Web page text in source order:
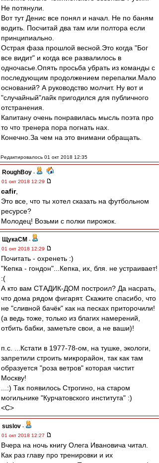
Не потянули.
Вот тут Денис все понял и начал. Не по баням
водить. Посчитай два там или полтора если
принципиально.
Острая фаза прошлой весной.Это когда "Бог
все видит" и когда все развалилось в
одночасье.Опять просьба убрать из команды с
последующим продолжением перепалки.Мало
оснований? А руководство молчит. Ну вот и
"случайный"лайк пригодился для публичного
отстранения.
Капитану очень понравилась мысль поэта про
то что тренера пора погнать нах.
Конечно.За чем на это внимани обращать.
Редактировалось 01 окт 2018 12:35
RoughBoy -
01 окт 2018 12:29
cafir,
Это все, что ты хотел сказать на футбольном
ресурсе?
Молодец! Возьми с полки пирожок.
ЩукаСМ -
01 окт 2018 12:29
Почитать - охренеть :)
"Кепка - гондон"...Кепка, их, бля. не устраивает!
:(
А кто вам СТАДИК-ДОМ построил? Да насрать,
что дома рядом фигарят. Скажите спасибо, что
не "сливной бачёк" как на песках приторочили!
(а ведь тоже, только из благих намерений,
отбить бабки, заметьте свои, а не ваши)!
п.с. ...Кстати в 1977-78-ом, на тушке, экологи,
запретили строить микрорайон, так как там
образуется "роза ветров" которая чистит
Москву!
...:) Так появилось Строгино, на старом
могильнике "Курчатовского института" :)
<C>
suslov -
01 окт 2018 12:27
Вчера на ночь книгу Олега Ивановича читал.
Как раз главу про тренировки и их